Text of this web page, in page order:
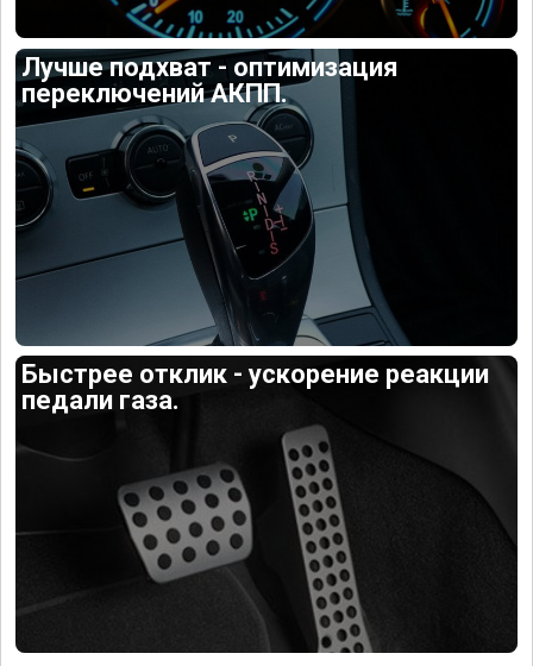
Лучше подхват - оптимизация
переключений АКПП.
Быстрее отклик - ускорение реакции
педали газа.